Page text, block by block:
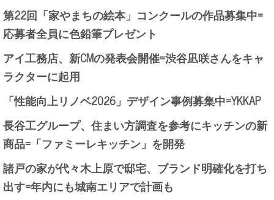
第22回「家やまちの絵本」コンクールの作品募集中=
応募者全員に色鉛筆プレゼント
アイ工務店、新CMの発表会開催=渋谷凪咲さんをキャ
ラクターに起用
「性能向上リノベ2026」デザイン事例募集中=YKKAP
長谷工グループ、住まい方調査を参考にキッチンの新
商品=「ファミーレキッチン」を開発
諸戸の家が代々木上原で邸宅、ブランド明確化を打ち
出す=年内にも城南エリアで計画も